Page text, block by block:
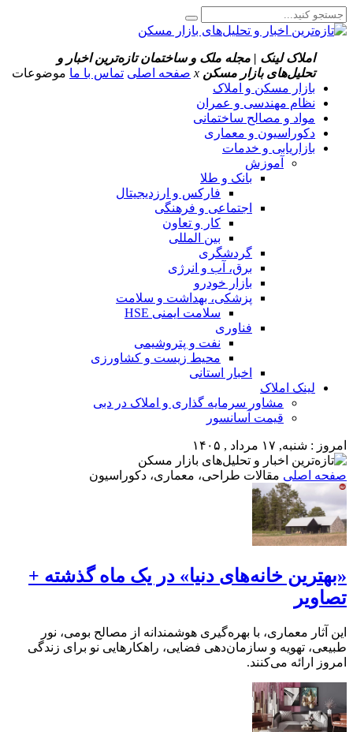
املاک لینک | مجله ملک و ساختمان تازه‌ترین اخبار و
تحلیل‌های بازار مسکن x صفحه اصلی تماس با ما موضوعات
بازار مسکن و املاک
نظام مهندسی و عمران
مواد و مصالح ساختمانی
دکوراسیون و معماری
بازاریابی و خدمات
آموزش
بانک و طلا
فارکس و ارزدیجیتال
اجتماعی و فرهنگی
کار و تعاون
بین المللی
گردشگری
برق، آب و انرژی
بازار خودرو
پزشکی، بهداشت و سلامت
سلامت ایمنی HSE
فناوری
نفت و پتروشیمی
محیط زیست و کشاورزی
اخبار استانی
لینک املاک
مشاور سرمایه گذاری و املاک در دبی
قیمت آسانسور
امروز : شنبه, ۱۷ مرداد , ۱۴۰۵
صفحه اصلی مقالات طراحی، معماری، دکوراسیون
«بهترین خانه‌های دنیا» در یک ماه گذشته +
تصاویر
این آثار معماری، با بهره‌گیری هوشمندانه از مصالح بومی، نور
طبیعی، تهویه و سازمان‌دهی فضایی، راهکارهایی نو برای زندگی
امروز ارائه می‌کنند.